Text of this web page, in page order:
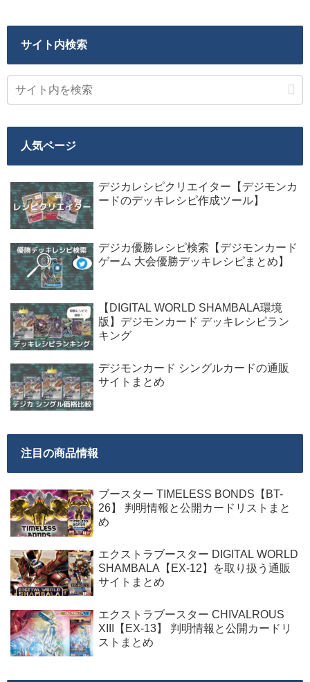
サイト内検索
人気ページ
デジカレシピクリエイター【デジモンカ
ードのデッキレシピ作成ツール】
デジカ優勝レシピ検索【デジモンカード
ゲーム 大会優勝デッキレシピまとめ】
【DIGITAL WORLD SHAMBALA環境
版】デジモンカード デッキレシピラン
キング
デジモンカード シングルカードの通販
サイトまとめ
注目の商品情報
ブースター TIMELESS BONDS【BT-
26】 判明情報と公開カードリストまと
め
エクストラブースター DIGITAL WORLD
SHAMBALA【EX-12】を取り扱う通販
サイトまとめ
エクストラブースター CHIVALROUS
XIII【EX-13】 判明情報と公開カードリ
ストまとめ